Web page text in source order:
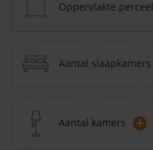
Oppervlakte perceel
Aantal slaapkamers
Aantal kamers +